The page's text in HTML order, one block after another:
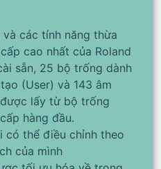
các tính năng thừa
cao nhất của Roland
sẵn, 25 bộ trống dành
(User) và 143 âm
lấy từ bộ trống
hàng đầu.
có thể điều chỉnh theo
của mình